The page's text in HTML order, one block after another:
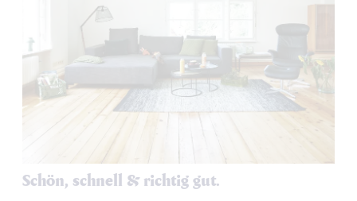
Schön, schnell & richtig gut.